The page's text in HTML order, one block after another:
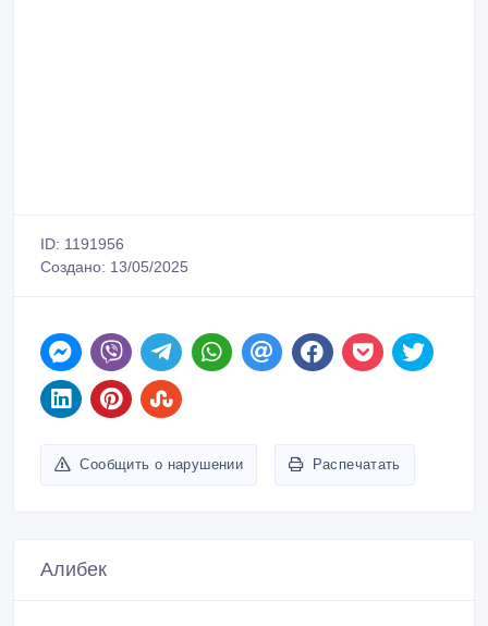
ID: 1191956
Создано: 13/05/2025
Сообщить о нарушении Распечатать
Алибек